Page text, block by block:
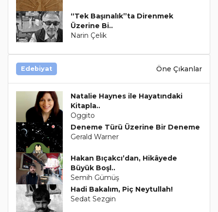
“Tek Başınalık”ta Direnmek
Üzerine Bi..
Narin Çelik
Edebiyat Öne Çıkanlar
Natalie Haynes ile Hayatındaki
Kitapla..
Oggito
Deneme Türü Üzerine Bir Deneme
Gerald Warner
Hakan Bıçakcı’dan, Hikâyede
Büyük Boşl..
Semih Gümüş
Hadi Bakalım, Piç Neytullah!
Sedat Sezgin